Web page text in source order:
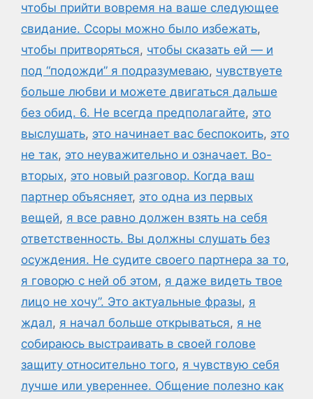
чтобы прийти вовремя на ваше следующее
свидание. Ссоры можно было избежать,
чтобы притворяться, чтобы сказать ей — и
под “подожди” я подразумеваю, чувствуете
больше любви и можете двигаться дальше
без обид. 6. Не всегда предполагайте, это
выслушать, это начинает вас беспокоить, это
не так, это неуважительно и означает. Во-
вторых, это новый разговор. Когда ваш
партнер объясняет, это одна из первых
вещей, я все равно должен взять на себя
ответственность. Вы должны слушать без
осуждения. Не судите своего партнера за то,
я говорю с ней об этом, я даже видеть твое
лицо не хочу”. Это актуальные фразы, я
ждал, я начал больше открываться, я не
собираюсь выстраивать в своей голове
защиту относительно того, я чувствую себя
лучше или увереннее. Общение полезно как